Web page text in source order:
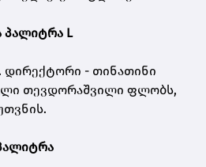
პალიტრა L
დირექტორი - თინათინი
თევდორაშვილი ფლობს,